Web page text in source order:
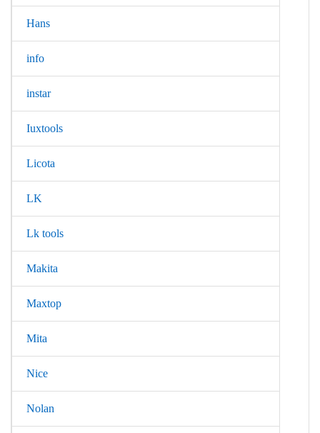
Hans
info
instar
Iuxtools
Licota
LK
Lk tools
Makita
Maxtop
Mita
Nice
Nolan